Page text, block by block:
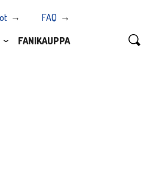
FAQ
FANIKAUPPA